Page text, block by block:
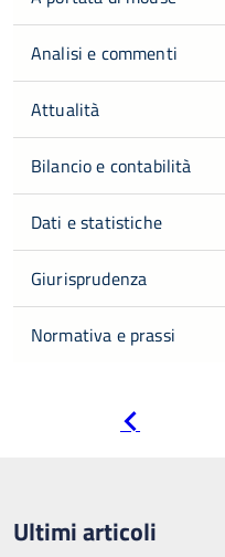
Analisi e commenti
Attualità
Bilancio e contabilità
Dati e statistiche
Giurisprudenza
Normativa e prassi
Ultimi articoli